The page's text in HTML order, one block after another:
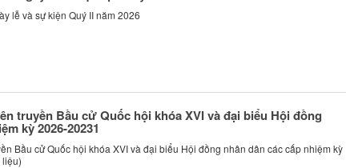
lễ và sự kiện Quý II năm 2026
truyền Bầu cử Quốc hội khóa XVI và đại biểu Hội đồng
kỳ 2026-20231
Bầu cử Quốc hội khóa XVI và đại biểu Hội đồng nhân dân các cấp nhiệm kỳ